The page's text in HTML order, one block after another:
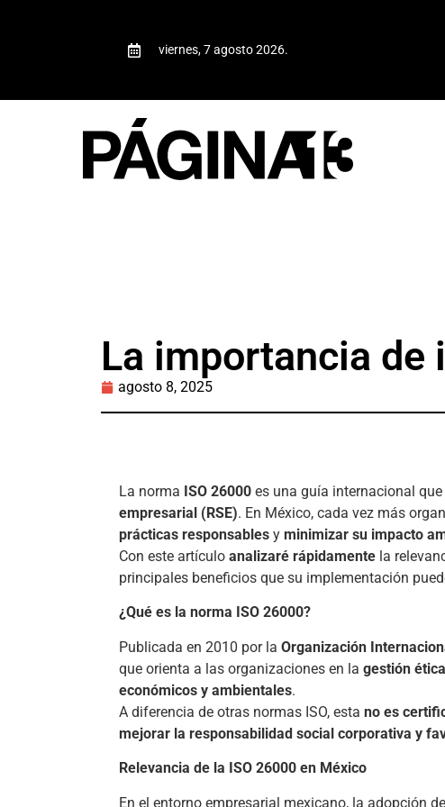
viernes, 7 agosto 2026.
La importancia de
agosto 8, 2025
La norma ISO 26000 es una guía internacional
empresarial (RSE). En México, cada vez más
prácticas responsables y minimizar su impacto
Con este artículo analizaré rápidamente la
principales beneficios que su implementación
¿Qué es la norma ISO 26000?
Publicada en 2010 por la Organización
que orienta a las organizaciones en la gestión
económicos y ambientales.
A diferencia de otras normas ISO, esta no es
mejorar la responsabilidad social corporativa y
Relevancia de la ISO 26000 en México
En el entorno empresarial mexicano, la adopción